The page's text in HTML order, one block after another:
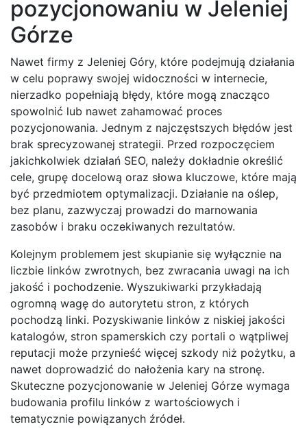
pozycjonowaniu w Jeleniej
Górze
Nawet firmy z Jeleniej Góry, które podejmują działania
w celu poprawy swojej widoczności w internecie,
nierzadko popełniają błędy, które mogą znacząco
spowolnić lub nawet zahamować proces
pozycjonowania. Jednym z najczęstszych błędów jest
brak sprecyzowanej strategii. Przed rozpoczęciem
jakichkolwiek działań SEO, należy dokładnie określić
cele, grupę docelową oraz słowa kluczowe, które mają
być przedmiotem optymalizacji. Działanie na oślep,
bez planu, zazwyczaj prowadzi do marnowania
zasobów i braku oczekiwanych rezultatów.
Kolejnym problemem jest skupianie się wyłącznie na
liczbie linków zwrotnych, bez zwracania uwagi na ich
jakość i pochodzenie. Wyszukiwarki przykładają
ogromną wagę do autorytetu stron, z których
pochodzą linki. Pozyskiwanie linków z niskiej jakości
katalogów, stron spamerskich czy portali o wątpliwej
reputacji może przynieść więcej szkody niż pożytku, a
nawet doprowadzić do nałożenia kary na stronę.
Skuteczne pozycjonowanie w Jeleniej Górze wymaga
budowania profilu linków z wartościowych i
tematycznie powiązanych źródeł.